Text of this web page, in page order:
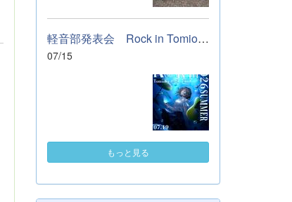
軽音部発表会 Rock in Tomioka High school 開催します
07/15
もっと見る